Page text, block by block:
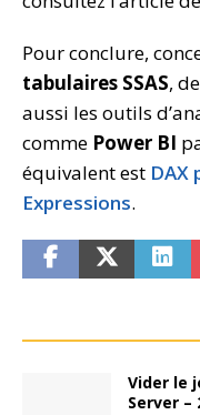
Pour conclure,
tabulaires SSAS,
aussi les outils
comme Power BI
équivalent est DAX
Expressions.
Vider le
Server –